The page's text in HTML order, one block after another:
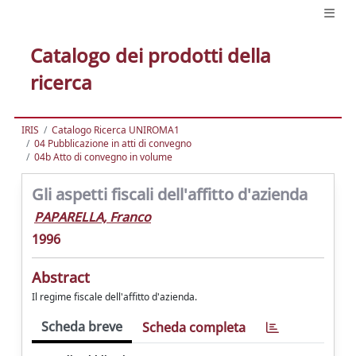
Catalogo dei prodotti della
ricerca
IRIS
Catalogo Ricerca UNIROMA1
04 Pubblicazione in atti di convegno
04b Atto di convegno in volume
Gli aspetti fiscali dell'affitto d'azienda
PAPARELLA, Franco
1996
Abstract
Il regime fiscale dell'affitto d'azienda.
Scheda breve Scheda completa